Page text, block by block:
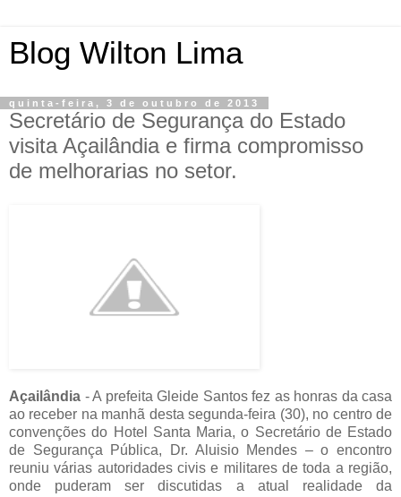
Blog Wilton Lima
quinta-feira, 3 de outubro de 2013
Secretário de Segurança do Estado
visita Açailândia e firma compromisso
de melhorarias no setor.
Açailândia - A prefeita Gleide Santos fez as honras da casa
ao receber na manhã desta segunda-feira (30), no centro de
convenções do Hotel Santa Maria, o Secretário de Estado
de Segurança Pública, Dr. Aluisio Mendes – o encontro
reuniu várias autoridades civis e militares de toda a região,
onde puderam ser discutidas a atual realidade da